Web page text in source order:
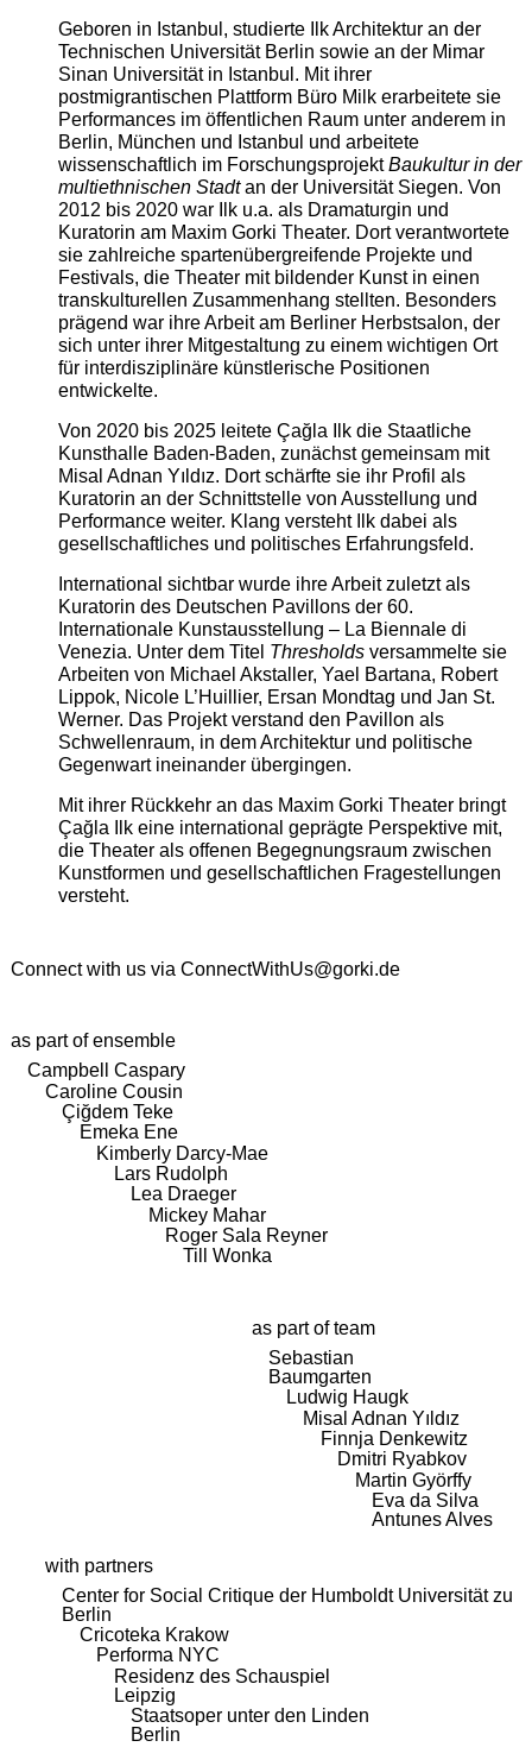
Geboren in Istanbul, studierte Ilk Architektur an der
Technischen Universität Berlin sowie an der Mimar
Sinan Universität in Istanbul. Mit ihrer
postmigrantischen Plattform Büro Milk erarbeitete sie
Performances im öffentlichen Raum unter anderem in
Berlin, München und Istanbul und arbeitete
wissenschaftlich im ForschungsprojektBaukultur in der
multiethnischen Stadtan der Universität Siegen. Von
2012 bis 2020 war Ilk u.a. als Dramaturgin und
Kuratorin am Maxim Gorki Theater. Dort verantwortete
sie zahlreiche spartenübergreifende Projekte und
Festivals, die Theater mit bildender Kunst in einen
transkulturellen Zusammenhang stellten. Besonders
prägend war ihre Arbeit am Berliner Herbstsalon, der
sich unter ihrer Mitgestaltung zu einem wichtigen Ort
für interdisziplinäre künstlerische Positionen
entwickelte.
Von 2020 bis 2025 leitete Çağla Ilk die Staatliche
Kunsthalle Baden-Baden, zunächst gemeinsam mit
Misal Adnan Yıldız. Dort schärfte sie ihr Profil als
Kuratorin an der Schnittstelle von Ausstellung und
Performance weiter. Klang versteht Ilk dabei als
gesellschaftliches und politisches Erfahrungsfeld.
International sichtbar wurde ihre Arbeit zuletzt als
Kuratorin des Deutschen Pavillons der 60.
Internationale Kunstausstellung – La Biennale di
Venezia. Unter dem Titel Thresholdsversammelte sie
Arbeiten von Michael Akstaller, Yael Bartana, Robert
Lippok, Nicole L’Huillier, Ersan Mondtag und Jan St.
Werner. Das Projekt verstand den Pavillon als
Schwellenraum, in dem Architektur und politische
Gegenwart ineinander übergingen.
Mit ihrer Rückkehr an das Maxim Gorki Theater bringt
Çağla Ilk eine international geprägte Perspektive mit,
die Theater als offenen Begegnungsraum zwischen
Kunstformen und gesellschaftlichen Fragestellungen
versteht.
Connect with us via ConnectWithUs@gorki.de
as part of ensemble
Campbell Caspary
Caroline Cousin
Çiğdem Teke
Emeka Ene
Kimberly Darcy-Mae
Lars Rudolph
Lea Draeger
Mickey Mahar
Roger Sala Reyner
Till Wonka
as part of team
Sebastian
Baumgarten
Ludwig Haugk
Misal Adnan Yıldız
Finnja Denkewitz
Dmitri Ryabkov
Martin Györffy
Eva da Silva
Antunes Alves
with partners
Center for Social Critique der Humboldt Universität zu
Berlin
Cricoteka Krakow
Performa NYC
Residenz des Schauspiel
Leipzig
Staatsoper unter den Linden
Berlin